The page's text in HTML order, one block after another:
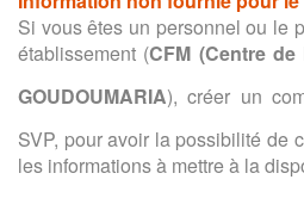
Si vous êtes un personnel ou le
établissement (CFM (Centre
GOUDOUMARIA), créer un
SVP, pour avoir la possibilité de
les informations à mettre à la